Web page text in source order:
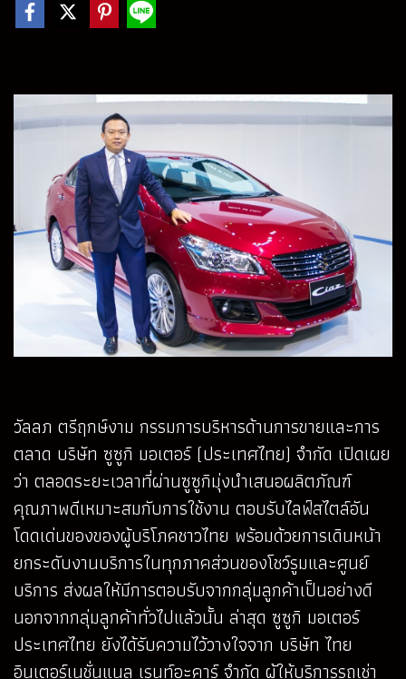
วัลลภ ตรีฤกษ์งาม กรรมการบริหารด้านการขายและการ
ตลาด บริษัท ซูซูกิ มอเตอร์ (ประเทศไทย) จำกัด เปิดเผย
ว่า ตลอดระยะเวลาที่ผ่านซูซูกิมุ่งนำเสนอผลิตภัณฑ์
คุณภาพดีเหมาะสมกับการใช้งาน ตอบรับไลฟ์สไตล์อัน
โดดเด่นของของผู้บริโภคชาวไทย พร้อมด้วยการเดินหน้า
ยกระดับงานบริการในทุกภาคส่วนของโชว์รูมและศูนย์
บริการ ส่งผลให้มีการตอบรับจากกลุ่มลูกค้าเป็นอย่างดี
นอกจากกลุ่มลูกค้าทั่วไปแล้วนั้น ล่าสุด ซูซูกิ มอเตอร์
ประเทศไทย ยังได้รับความไว้วางใจจาก บริษัท ไทย
อินเตอร์เนชั่นแนล เรนท์อะคาร์ จำกัด ผู้ให้บริการรถเช่า